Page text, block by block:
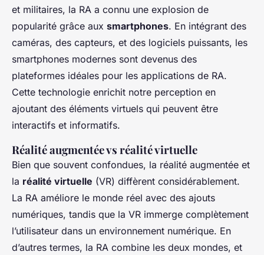
et militaires, la RA a connu une explosion de
popularité grâce aux smartphones. En intégrant des
caméras, des capteurs, et des logiciels puissants, les
smartphones modernes sont devenus des
plateformes idéales pour les applications de RA.
Cette technologie enrichit notre perception en
ajoutant des éléments virtuels qui peuvent être
interactifs et informatifs.
Réalité augmentée vs réalité virtuelle
Bien que souvent confondues, la réalité augmentée et
la réalité virtuelle (VR) diffèrent considérablement.
La RA améliore le monde réel avec des ajouts
numériques, tandis que la VR immerge complètement
l’utilisateur dans un environnement numérique. En
d’autres termes, la RA combine les deux mondes, et